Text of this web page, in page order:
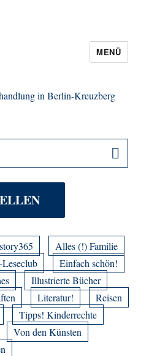
Buchhandlung in
MENÜ
Alles (!) Familie
Einfach schön!
Illustrierte Bücher
Literatur!
Reisen
Tipps! Kinderrechte
Von den Künsten